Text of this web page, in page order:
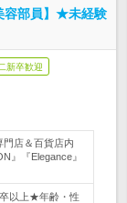
容部員】★未経験
新卒歓迎
門店＆百貨店内
』『Elegance』
以上★年齢・性